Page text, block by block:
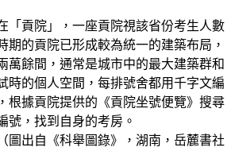
「貢院」，一座貢院視該省份考生人數
期的貢院已形成較為統一的建築布局，
萬餘間，通常是城市中的最大建築群和
時的個人空間，每排號舍都用千字文編
根據貢院提供的《貢院坐號便覽》搜尋
號，找到自身的考房。
圖出自《科舉圖錄》，湖南，岳麓書社